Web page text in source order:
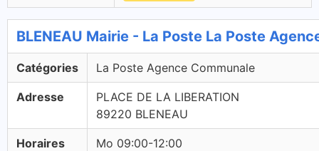
BLENEAU Mairie - La Poste La Poste
Catégories La Poste Agence Communale
Adresse
PLACE DE LA LIBERATION
89220 BLENEAU
Horaires
Mo 09:00-12:00